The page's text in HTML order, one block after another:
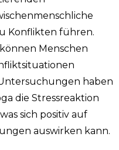
Konflikten führen.
Menschen
haben
die Stressreaktion
sich positiv auf
auswirken kann.